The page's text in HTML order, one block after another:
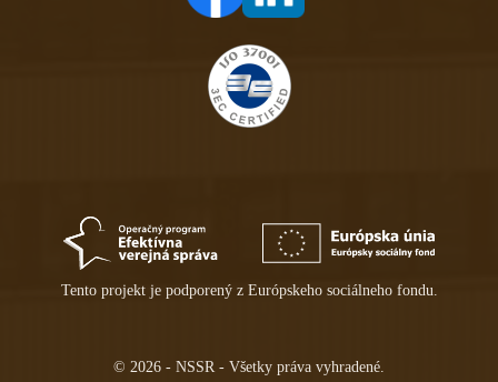
Tento projekt je podporený z Európskeho sociálneho fondu.
© 2026 - NSSR - Všetky práva vyhradené.